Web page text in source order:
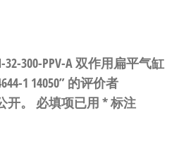
32-300-PPV-A 双作用扁平气缸
1 14050” 的评价者
。
必填项已用 *标注